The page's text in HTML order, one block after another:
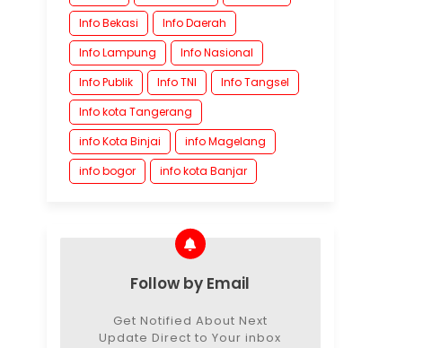
Info Bekasi
Info Daerah
Info Lampung
Info Nasional
Info Publik
Info TNI
Info Tangsel
Info kota Tangerang
info Kota Binjai
info Magelang
info bogor
info kota Banjar
Follow by Email
Get Notified About Next
Update Direct to Your inbox